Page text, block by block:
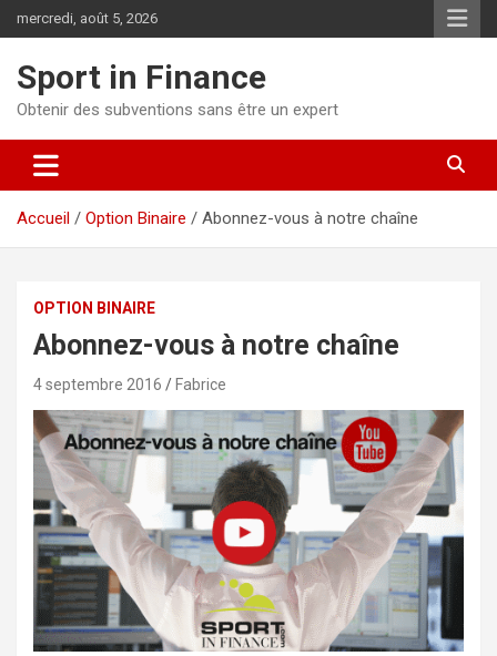
mercredi, août 5, 2026
Sport in Finance
Obtenir des subventions sans être un expert
Accueil Option Binaire Abonnez-vous à notre chaîne
OPTION BINAIRE
Abonnez-vous à notre chaîne
4 septembre 2016 Fabrice